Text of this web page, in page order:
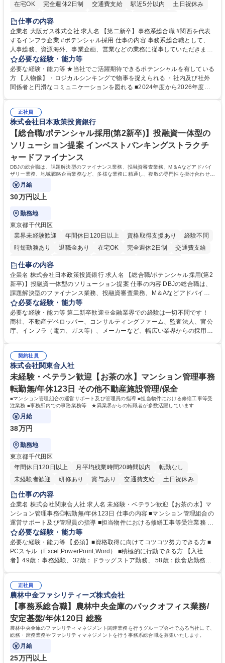
在宅OK
完全週休2日制 交通費支給 駅近5分以内
土日祝休み
服装自由
第二新卒歓迎
仕事の内容
企業名 大阪ガス株式会社 求人名 【第二新卒】事務系総合職 #関西を代表
するインフラ企業 #ポテンシャル採用 仕事の内容 事務系総合職として、
人事総務、資源海外、事業企画、営業などの業務に従事していただきま
す。 【業務内容の一例】■所属事業部の勤労業務 ■海外に関係する各種業
務 ■営業部門の企画スタッフ、ルート営業 【キャリアパス】入社後の配属
ポジションで一定期間ご活躍頂いた後、本人の適性及び将来のキャリアを
鑑みてジョブローテーションを行います。 【育成】OJTでの現場育成や研
表するインフラ企業 #ポテンシャル採用
必要な経験・能力等
必要な経験・能力等 ★当社でご活躍期待できるポテンシャルを有している
方 【人物像】・ロジカルシンキングで物事を捉えられる ・社内及び社外
関係者と円滑なコミュニケーションを図れる ■2024年度から2026年度ま
72.html ■エネルギーセキュリティの不安定化や気候変動による自然災害の
甚大化など、これまで以上に社会課題解決の重要性が高まっています。
「未来の日常」の創造に向けて持続可能な社会の実現に貢献してまいりま
す。 学歴・資格 学歴：大学院 大学 語学力： 資格：
正社員
株式会社日本政策投資銀行
【総合職/ポテンシャル採用(第2新卒)】投融資一体型の
ソリューション提案 インベストバンキングストラクチ
ャードファイナンス
DBJの総合職は、課題解決型のファイナンス業務、投融資審査業務、M＆Aなどアドバイ
ザリー業務、地域戦略企画業務など、多様な業務に精通し、複数の専門性を掛け合わせて
広く社会に貢献していく職種です。
月給
30万円以上
勤務地
東京都千代田区
業界未経験歓迎
年間休日120日以上 資格取得支援あり
経験不問
時短勤務あり
退職金あり 在宅OK 完全週休2日制
交通費支給
駅近5分以内
食事補助あり
託児所あり
仕事の内容
企業名 株式会社日本政策投資銀行 求人名 【総合職/ポテンシャル採用(第2
新卒)】投融資一体型のソリューション提案 仕事の内容 DBJの総合職は、
課題解決型のファイナンス業務、投融資審査業務、M＆Aなどアドバイザ
リー業務、地域戦略企画業務など、多様な業務に精通し、複数の専門性を
掛け合わせて広く社会に貢献していく職種です。 入社後は、横断的なロー
テーションを経て適性や専門性に応じたキャリアを形成していただきま
す。総合職として入社いただき、下記いずれかの部門でご活躍いただきま
ート・ナレッジ業務 ※それぞれの業務内容に関しては、別途その他労働条
件備考欄に記載 募集職種 【総合職/ポテンシャル採用(第2新卒)】投融資一
体型のソリューション提案
必要な経験・能力等
必要な経験・能力等 第二新卒歓迎※金融業界での経験は一切不問です！
商社、不動産デベロッパー、コンサルティングファーム、監査法人、官公
庁、インフラ（電力、ガス等）、メーカーなど、幅広い業界からの採用実
く高い志を併せもった人材を求めています。ポテンシャル採用（第2新
卒）では、金融業界での経験や知識を問いません。新たな時代を見据え
て、複雑化する社会課題の解決に向けて先鞭をつける役割を担いたい、と
いう気概をお持ちの方を心待ちにしています。 学歴・資格 学歴：大学院
大学 語学力： 資格：
契約社員
株式会社関東合人社
未経験・ベテラン歓迎【お茶の水】マンション管理事務
転勤無/年休123日 その他不動産施設管理/保全
■マンション管理組合の運営サポート及び管理員の指導 ■担当物件における修繕工事等受
注業務 ■事務所内での事務業務等 ★異業界からの転職者が多数活躍しています
月給
38万円
勤務地
東京都千代田区
年間休日120日以上
月平均残業時間20時間以内
転勤なし
未経験者歓迎
研修あり 賞与あり 交通費支給 土日祝休み
仕事の内容
企業名 株式会社関東合人社 求人名 未経験・ベテラン歓迎【お茶の水】マ
ンション管理事務◎転勤無/年休123日 仕事の内容 ■マンション管理組合の
運営サポート及び管理員の指導 ■担当物件における修繕工事等受注業務 ■
事務所内での事務業務等 ★異業界からの転職者が多数活躍しています
【年収補足】532万円 ＋別途インセンティヴで平均約100万円/年（昨年度
実績） ＋管理業務主任者資格手当50,000円/月 ★親会社である株式会社合
人社計画研究所社のグループ会社として、質の高いサービスと適性価格を
無/年休123日
必要な経験・能力等
必要な経験・能力等 【必須】■資格取得に向けてコツコツ努力できる方 ■
PCスキル（Excel,PowerPoint,Word） ■積極的に行動できる方 【入社
者】49歳：事務経験、32歳：ドラッグストア勤務、 58歳：飲食店勤務
得出来ております！ 【魅力】■フレックス制度、未経験からでも下限年収
を一律支給！ ■管理業務主任者資格取得後には50,000円/月の手当あり！
学歴・資格 学歴：大学院 大学 高専 短大 専修学校 高校 語学力： 資格：第
一種運転免許普通自動車
正社員
農林中金ファシリティーズ株式会社
【事務系総合職】農林中央金庫のバックオフィス業務/
安定基盤/年休120日 総務
農林中央金庫のファシリティマネジメント関連業務を行うグループ会社である当社にて、
総務・庶務業務やファシリティマネジメントを行う事務系総合職を募集いたします。
月給
25万円以上